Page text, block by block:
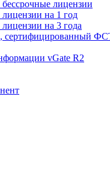
лицензии
на 1 год
на 3 года
сертифицированный
vGate R2